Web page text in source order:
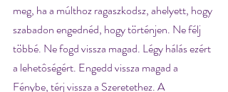
meg, ha a múlthoz ragaszkodsz, ahelyett, hogy
szabadon engednéd, hogy történjen. Ne félj
többé. Ne fogd vissza magad. Légy hálás ezért
a lehetôségért. Engedd vissza magad a
Fénybe, térj vissza a Szeretethez. A